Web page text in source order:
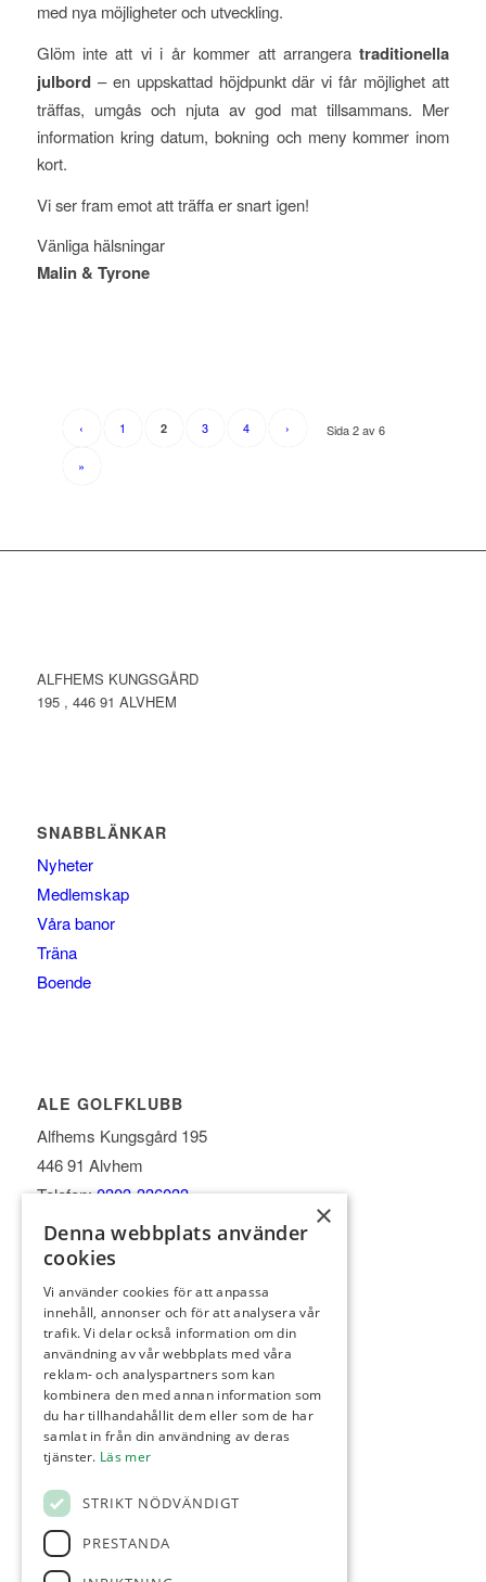
med nya möjligheter och utveckling.
Glöm inte att vi i år kommer att arrangeratraditionella
julbord– en uppskattad höjdpunkt där vi får möjlighet att
träffas, umgås och njuta av god mat tillsammans. Mer
information kring datum, bokning och meny kommer inom
kort.
Vi ser fram emot att träffa er snart igen!
Vänliga hälsningar
Malin & Tyrone
Sida 2 av 6
‹ 1 2 3 4 ›
»
ALFHEMS KUNGSGÅRD
195 , 446 91 ALVHEM
SNABBLÄNKAR
Nyheter
Medlemskap
Våra banor
Träna
Boende
ALE GOLFKLUBB
Alfhems Kungsgård 195
446 91 Alvhem
Telefon:0303-336033
E-post:
info@alegk.se
KONTAKT
Tidbokning:0303-336 033
Restaurang:0303-336033
Instruktör:073-502 71 05
Greenkeeper:070-260 88 81
Intendent:070-878 15 20
×
Denna webbplats använder
cookies
Vi använder cookies för att anpassa
innehåll, annonser och för att analysera vår
trafik. Vi delar också information om din
användning av vår webbplats med våra
reklam- och analyspartners som kan
kombinera den med annan information som
du har tillhandahållit dem eller som de har
samlat in från din användning av deras
tjänster. Läs mer
STRIKT NÖDVÄNDIGT
PRESTANDA